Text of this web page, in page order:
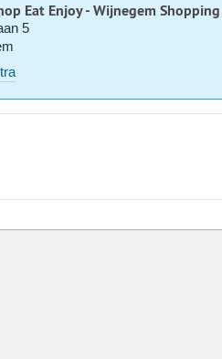
Eat Enjoy - Wijnegem
5